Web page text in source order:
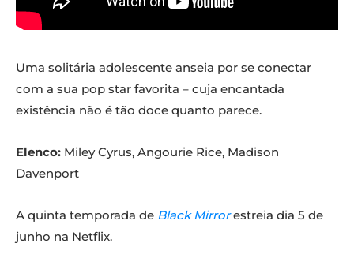
Uma solitária adolescente anseia por se conectar
com a sua pop star favorita – cuja encantada
existência não é tão doce quanto parece.
Elenco: Miley Cyrus, Angourie Rice, Madison
Davenport
A quinta temporada de Black Mirrorestreia dia 5 de
junho na Netflix.